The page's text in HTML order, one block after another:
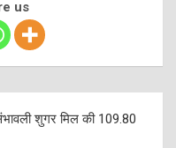
us
शुगर मिल की 109.80